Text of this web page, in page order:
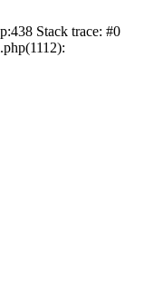
Stack trace: #0